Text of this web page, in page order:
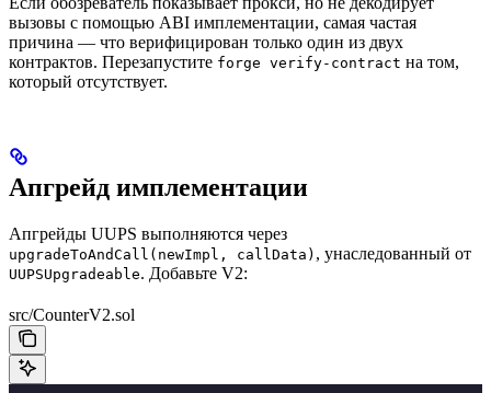
вызовы с помощью ABI имплементации, самая частая
причина — что верифицирован только один из двух
контрактов. Перезапустите forge verify-contract на том,
который отсутствует.
Апгрейд имплементации
Апгрейды UUPS выполняются через
upgradeToAndCall(newImpl, callData) , унаследованный от
UUPSUpgradeable. Добавьте V2:
src/CounterV2.sol